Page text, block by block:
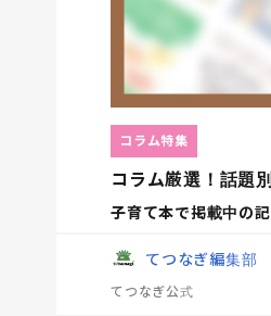
コラム厳選！話題
子育て本で掲載中の
コラム特集
てつなぎ編集部
てつなぎ公式